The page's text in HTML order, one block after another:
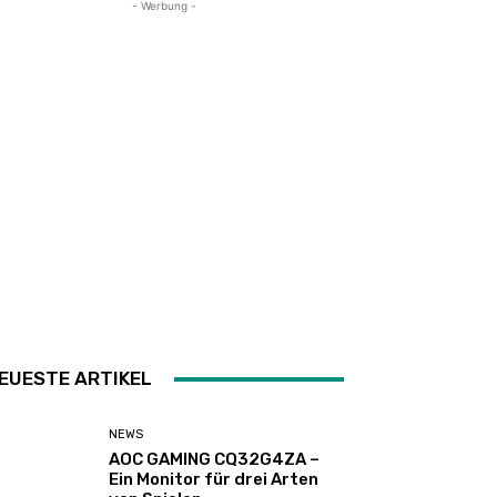
- Werbung -
ARTIKEL
NEWS
AOC GAMING CQ32G4ZA –
Ein Monitor für drei Arten